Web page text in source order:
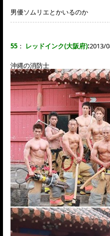
男優ソムリエとかいるのか
55 ： レッドインク(大阪府):2013/
沖縄の消防士